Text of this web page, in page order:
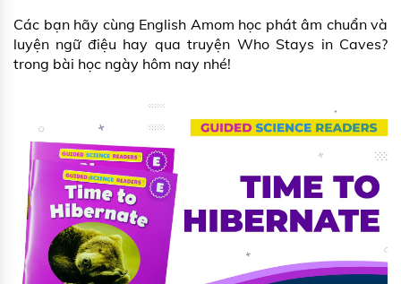
Các bạn hãy cùng English Amom học phát âm chuẩn và
luyện ngữ điệu hay qua truyện Who Stays in Caves?
trong bài học ngày hôm nay nhé!